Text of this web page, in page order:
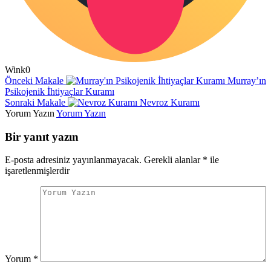
Wink0
Önceki Makale
Murray’ın
Psikojenik İhtiyaçlar Kuramı
Sonraki Makale
Nevroz Kuramı
Yorum Yazın Yorum Yazın
Bir yanıt yazın
E-posta adresiniz yayınlanmayacak. Gerekli alanlar * ile
işaretlenmişlerdir
Yorum *